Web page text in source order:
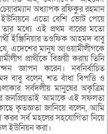
অধ্যাপক রফিকুর রহমান
ইউনিয়নে এতো বেশি ভোট পেয়ে
তার মধ্যে এই প্রথম বারের মতো
ইঞ্জিনিয়ার তওফিক আহমদ বাবু
এদেশের মানুষ আওয়ামীলীগকে
প্রার্থীকে বিজয়ী করায় তিনি
জ্ঞাপন করেন। নবনির্বাচিত
বাবু বলেন, শত বাঁধা বিপত্তি ও
সর্বদলীয় মানুষের অকৃত্রিম
জনপ্রিয়তাই আমাকে এই সফলতা
কৃতজ্ঞতা জানিয়ে বলেন, আমি
করব সর্ব মহলের সহযোগিতা নিয়ে
ইউনিয়ন করা।